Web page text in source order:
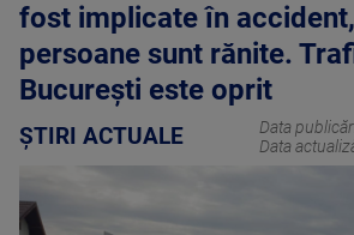
fost implicate în
persoane sunt rănite.
București este oprit
ȘTIRI ACTUALE Data
Data